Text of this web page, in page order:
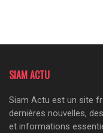
SIAM ACTU
Siam Actu est un site
dernières nouvelles,
et informations